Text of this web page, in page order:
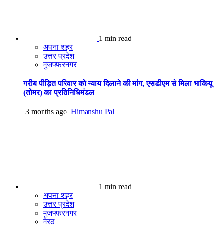
1 min read
अपना शहर
उत्तर प्रदेश
मुजफ्फरनगर
गरीब पीड़ित परिवार को न्याय दिलाने की मांग, एसडीएम से मिला भाकियू
(तोमर) का प्रतिनिधिमंडल
3 months ago Himanshu Pal
1 min read
अपना शहर
उत्तर प्रदेश
मुजफ्फरनगर
मेरठ